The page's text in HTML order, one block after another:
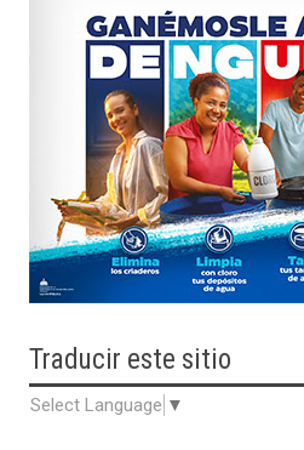
Traducir este sitio
Select Language ▼